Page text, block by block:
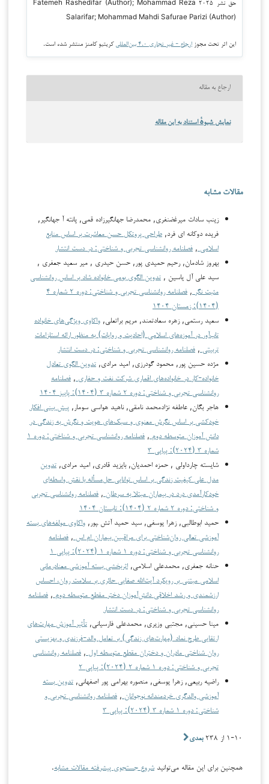
حق نشر ۲۰۲۵ Fatemeh Rashedifar (Author); Mohammad Reza
Salarifar; Mohammad Mahdi Safurae Parizi (Author)
این اثر تحت مجوز ارجاع - غیر تجاری ۴.۰ بین‌المللی کریتیو کامنز منتشر شده است.
ارجاع به مقاله
نمایش شیوهٔ استناد به این مقاله
مقالات مشابه
زینب سادات میرغضنفری, محمدرضا جهانگیرزاده قمی, پانته آ جهانگیر,
فریده دوکانه ای فرد, طراحی پروتکل حسن معاشرت بر اساس منابع
اسلامی , فصلنامه روانشناسی تجربی و شناختی: در دست انتشار
بهروز شادمان, رحیم حمیدی پور, حسن حیدری , میر سعید جعفری ,
سید علی آل یاسین , تدوین الگوی بومی خانواده شاد بر اساس روانشناسی
مثبت نگر ,
فصلنامه روانشناسی تجربی و شناختی: دوره ۲ شماره ۴
(۱۴۰۴): زمستان ۱۴۰۴
سعید رستمی, زهره سعادتمند, مریم براتعلی, واکاوی ویژگی‌های خانواده
تاب‌آور در آموزه‌های اسلامی (احادیث و روایات) به منظور ارائه استلزامات
تربیتی , فصلنامه روانشناسی تجربی و شناختی: در دست انتشار
مژده حسین پور, محمود گودرزی, امید مرادی, تدوین الگوی تعادل
خانواده-کار در خانواده‌های اقماری شرکت نفت و حفاری , فصلنامه
روانشناسی تجربی و شناختی: دوره ۲ شماره ۳ (۱۴۰۴): پاییز ۱۴۰۴
هاجر بگان, عاطفه نژادمحمد نامقی, ناهید هواسی سومار, پیش بینی افکار
خودکشی بر اساس نگرش معنوی و سبک‌های هویت و نگرش به زندگی در
دانش آموزان متوسطه دوم ,
فصلنامه روانشناسی تجربی و شناختی: دوره ۱
شماره ۳ (۲۰۲۴): پیاپی ۳
شایسته چارداولی , حمزه احمدیان, بایزید قادری, امید مرادی, تدوین
مدل علی کیفیت زندگی بر اساس توانایی حل‌مسأله با نقش واسطه‌ای
خودکارآمدی درد در بیماران مبتلا به سرطان , فصلنامه روانشناسی تجربی
و شناختی: دوره ۲ شماره ۲ (۱۴۰۴): تابستان ۱۴۰۴
حمید ابوطالبی, زهرا یوسفی, سید حمید آتش ‍‍پور, واکاوی مولفه‌های بسته
آموزشی تعالی روان‌شناختی برای مراقبین بیماران ام اس , فصلنامه
روانشناسی تجربی و شناختی: دوره ۱ شماره ۱ (۲۰۲۴): پیاپی ۱
حنانه جعفری, محمدعلی اسلامی, اثربخشی بسته آموزشی معنادرمانی
اسلامی مبتنی بر رویکرد آیت‌الله صفایی حائری بر سلامت روان، احساس
ارزشمندی و رشد اخلاقی دانش‌آموزان دختر مقطع متوسطه دوم , فصلنامه
روانشناسی تجربی و شناختی: در دست انتشار
مینا حسینی, مجتبی وزیری, محمدعلی فارسیانی, تأثیر آموزش مهارت‌های
ارتقایی طرح نماد (مهارت‌های زندگی) بر تعامل والد-فرزندی و بهزیستی
روان شناختی مادران و دختران مقطع متوسطه اول , فصلنامه روانشناسی
تجربی و شناختی: دوره ۱ شماره ۲ (۲۰۲۴): پیاپی ۲
راضیه ربیعی, زهرا یوسفی, منصوره بهرامی پور اصفهانی, تدوین بسته
آموزشی والدگری خردمندانه نوجوانان , فصلنامه روانشناسی تجربی و
شناختی: دوره ۱ شماره ۳ (۲۰۲۴): پیاپی ۳
۱-۱۰ از ۲۳۸ بعدی
همچنین برای این مقاله می‌توانید شروع جستجوی پیشرفته مقالات مشابه.